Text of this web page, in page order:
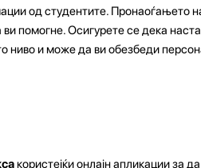
од студентите. Пронаоѓањето
помогне. Осигурете се дека
ниво и може да ви обезбеди
користејќи онлајн апликации за